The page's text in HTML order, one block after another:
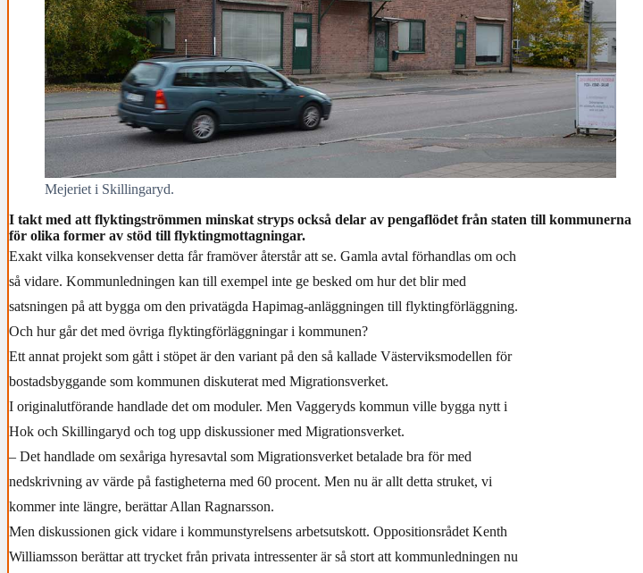
Mejeriet i Skillingaryd.
I takt med att flyktingströmmen minskat stryps också delar av pengaflödet från staten till kommunerna
för olika former av stöd till flyktingmottagningar.
Exakt vilka konsekvenser detta får framöver återstår att se. Gamla avtal förhandlas om och
så vidare. Kommunledningen kan till exempel inte ge besked om hur det blir med
satsningen på att bygga om den privatägda Hapimag-anläggningen till flyktingförläggning.
Och hur går det med övriga flyktingförläggningar i kommunen?
Ett annat projekt som gått i stöpet är den variant på den så kallade Västerviksmodellen för
bostadsbyggande som kommunen diskuterat med Migrationsverket.
I originalutförande handlade det om moduler. Men Vaggeryds kommun ville bygga nytt i
Hok och Skillingaryd och tog upp diskussioner med Migrationsverket.
– Det handlade om sexåriga hyresavtal som Migrationsverket betalade bra för med
nedskrivning av värde på fastigheterna med 60 procent. Men nu är allt detta struket, vi
kommer inte längre, berättar Allan Ragnarsson.
Men diskussionen gick vidare i kommunstyrelsens arbetsutskott. Oppositionsrådet Kenth
Williamsson berättar att trycket från privata intressenter är så stort att kommunledningen nu